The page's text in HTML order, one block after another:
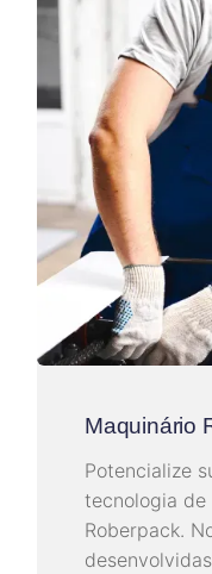
Maquinário
Potencialize
tecnologia
Roberpack.